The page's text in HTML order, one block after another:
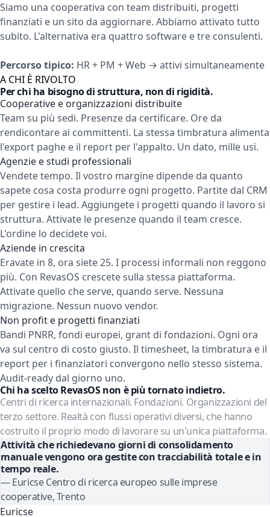
Siamo una cooperativa con team distribuiti, progetti
finanziati e un sito da aggiornare. Abbiamo attivato tutto
subito. L'alternativa era quattro software e tre consulenti.
Percorso tipico: HR + PM + Web → attivi simultaneamente
A CHI È RIVOLTO
Per chi ha bisogno di struttura, non di rigidità.
Cooperative e organizzazioni distribuite
Team su più sedi. Presenze da certificare. Ore da
rendicontare ai committenti. La stessa timbratura alimenta
l'export paghe e il report per l'appalto. Un dato, mille usi.
Agenzie e studi professionali
Vendete tempo. Il vostro margine dipende da quanto
sapete cosa costa produrre ogni progetto. Partite dal CRM
per gestire i lead. Aggiungete i progetti quando il lavoro si
struttura. Attivate le presenze quando il team cresce.
L'ordine lo decidete voi.
Aziende in crescita
Eravate in 8, ora siete 25. I processi informali non reggono
più. Con RevasOS crescete sulla stessa piattaforma.
Attivate quello che serve, quando serve. Nessuna
migrazione. Nessun nuovo vendor.
Non profit e progetti finanziati
Bandi PNRR, fondi europei, grant di fondazioni. Ogni ora
va sul centro di costo giusto. Il timesheet, la timbratura e il
report per i finanziatori convergono nello stesso sistema.
Audit-ready dal giorno uno.
Chi ha scelto RevasOS non è più tornato indietro.
Centri di ricerca internazionali. Fondazioni. Organizzazioni del
terzo settore. Realtà con flussi operativi diversi, che hanno
costruito il proprio modo di lavorare su un'unica piattaforma.
Attività che richiedevano giorni di consolidamento
manuale vengono ora gestite con tracciabilità totale e in
tempo reale.
— Euricse Centro di ricerca europeo sulle imprese
cooperative, Trento
Euricse